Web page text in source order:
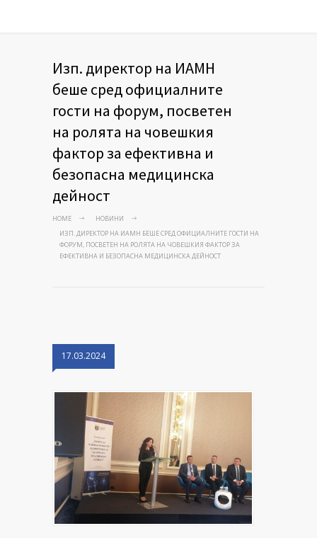
Изп. директор на ИАМН
беше сред официалните
гости на форум, посветен
на ролята на човешкия
фактор за ефективна и
безопасна медицинска
дейност
HOME
НОВИНИ
ИЗП. ДИРЕКТОР НА ИАМН БЕШЕ СРЕД ОФИЦИАЛНИТЕ ГОСТИ НА
ФОРУМ, ПОСВЕТЕН НА РОЛЯТА НА ЧОВЕШКИЯ ФАКТОР ЗА
ЕФЕКТИВНА И БЕЗОПАСНА МЕДИЦИНСКА ДЕЙНОСТ
17.03.2024